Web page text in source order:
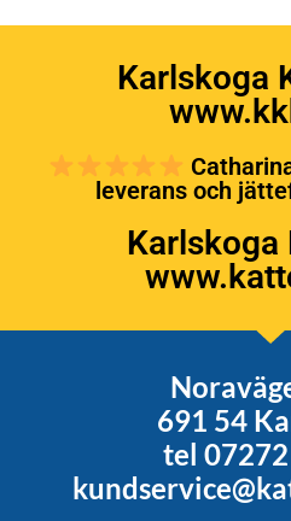
Karlskoga
leverans och
Karlskoga
691 54
tel